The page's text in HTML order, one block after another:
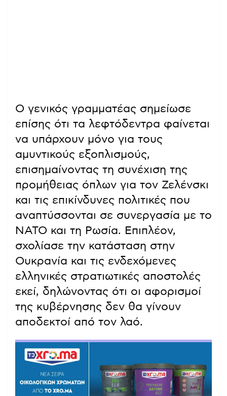
Ο γενικός γραμματέας σημείωσε
επίσης ότι τα λεφτόδεντρα φαίνεται
να υπάρχουν μόνο για τους
αμυντικούς εξοπλισμούς,
επισημαίνοντας τη συνέχιση της
προμήθειας όπλων για τον Ζελένσκι
και τις επικίνδυνες πολιτικές που
αναπτύσσονται σε συνεργασία με το
ΝΑΤΟ και τη Ρωσία. Επιπλέον,
σχολίασε την κατάσταση στην
Ουκρανία και τις ενδεχόμενες
ελληνικές στρατιωτικές αποστολές
εκεί, δηλώνοντας ότι οι αφορισμοί
της κυβέρνησης δεν θα γίνουν
αποδεκτοί από τον λαό.